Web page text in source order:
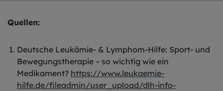
Quellen:
Deutsche Leukämie- & Lymphom-Hilfe: Sport- und
Bewegungstherapie – so wichtig wie ein
Medikament? https://www.leukaemie-
hilfe.de/fileadmin/user_upload/dlh-info-